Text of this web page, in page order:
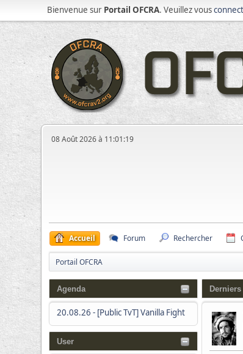
Bienvenue sur Portail OFCRA. Veuillez vous
08 Août 2026 à 11:01:19
Accueil Forum Rechercher
Portail OFCRA
Agenda
20.08.26 - [Public TvT] Vanilla Fight
User
Derniers